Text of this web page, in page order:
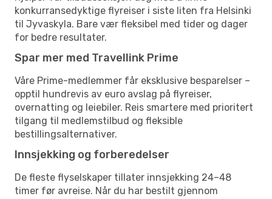
konkurransedyktige flyreiser i siste liten fra Helsinki
til Jyvaskyla. Bare vær fleksibel med tider og dager
for bedre resultater.
Spar mer med Travellink Prime
Våre Prime-medlemmer får eksklusive besparelser –
opptil hundrevis av euro avslag på flyreiser,
overnatting og leiebiler. Reis smartere med prioritert
tilgang til medlemstilbud og fleksible
bestillingsalternativer.
Innsjekking og forberedelser
De fleste flyselskaper tillater innsjekking 24–48
timer før avreise. Når du har bestilt gjennom